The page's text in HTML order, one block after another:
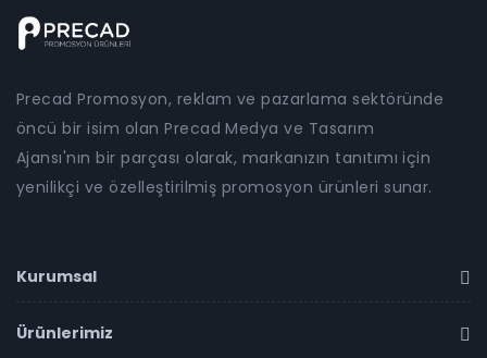
Precad Promosyon, reklam ve pazarlama sektöründe
öncü bir isim olan Precad Medya ve Tasarım
Ajansı'nın bir parçası olarak, markanızın tanıtımı için
yenilikçi ve özelleştirilmiş promosyon ürünleri sunar.
Kurumsal
Ürünlerimiz